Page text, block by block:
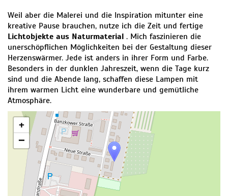
Weil aber die Malerei und die Inspiration mitunter eine
kreative Pause brauchen, nutze ich die Zeit und fertige
Lichtobjekte aus Naturmaterial . Mich faszinieren die
unerschöpflichen Möglichkeiten bei der Gestaltung dieser
Herzenswärmer. Jede ist anders in ihrer Form und Farbe.
Besonders in der dunklen Jahreszeit, wenn die Tage kurz
sind und die Abende lang, schaffen diese Lampen mit
ihrem warmen Licht eine wunderbare und gemütliche
Atmosphäre.
+
−